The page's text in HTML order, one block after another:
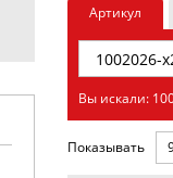
Артикул
Вы искали:
Показывать